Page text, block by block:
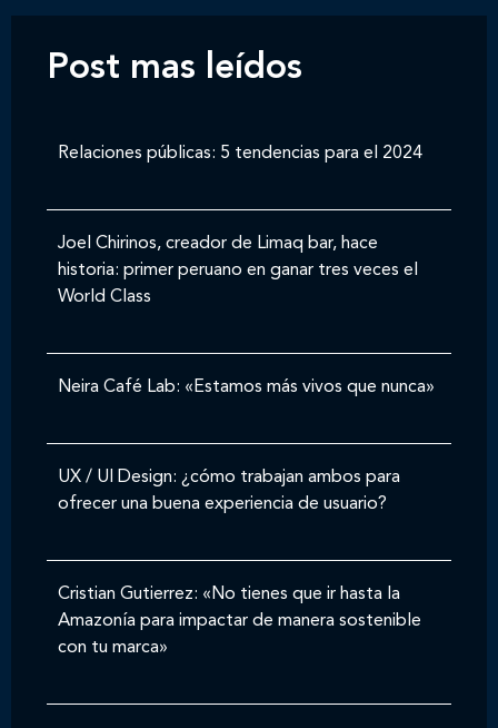
Post mas leídos
Relaciones públicas: 5 tendencias para el 2024
Joel Chirinos, creador de Limaq bar, hace
historia: primer peruano en ganar tres veces el
World Class
Neira Café Lab: «Estamos más vivos que nunca»
UX / UI Design: ¿cómo trabajan ambos para
ofrecer una buena experiencia de usuario?
Cristian Gutierrez: «No tienes que ir hasta la
Amazonía para impactar de manera sostenible
con tu marca»